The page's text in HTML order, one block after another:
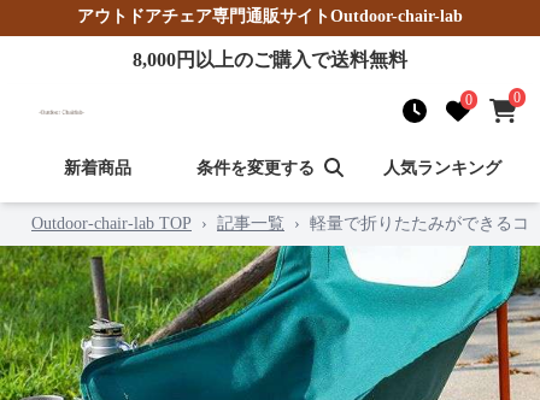
アウトドアチェア専門通販サイトOutdoor-chair-lab
8,000円以上のご購入で送料無料
0 0
新着商品 条件を変更する 人気ランキング
Outdoor-chair-lab TOP › 記事一覧 › 軽量で折りたたみができるコ